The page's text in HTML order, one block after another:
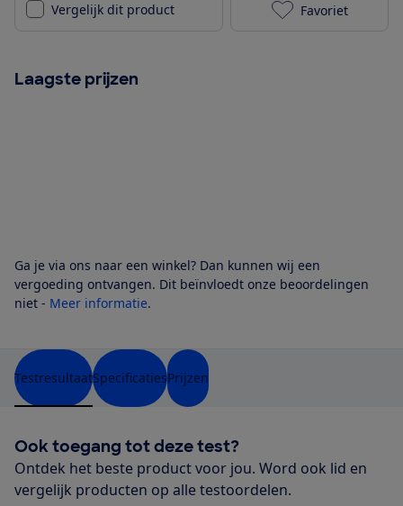
Vergelijk dit product Princess
Favoriet
Laagste prijzen
Ga je via ons naar een winkel? Dan kunnen wij een
vergoeding ontvangen. Dit beïnvloedt onze beoordelingen
niet - Meer informatie.
TestresultaatSpecificatiesPrijzen
Ook toegang tot deze test?
Ontdek het beste product voor jou. Word ook lid en
vergelijk producten op alle testoordelen.